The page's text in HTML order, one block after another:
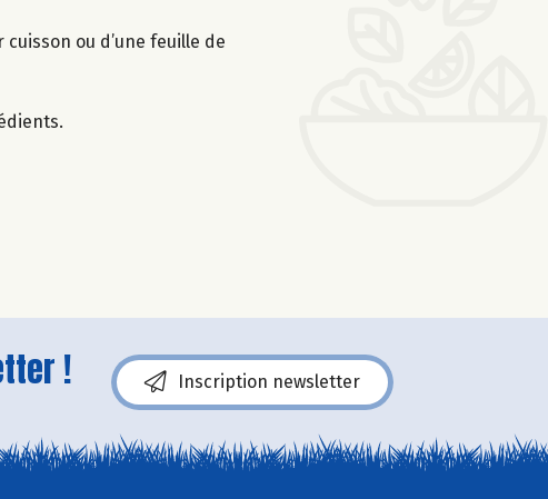
ou d’une feuille de
! Inscription newsletter